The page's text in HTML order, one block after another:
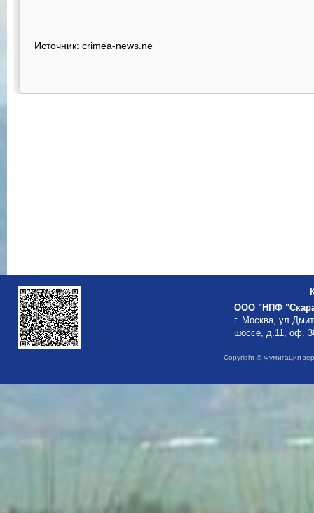
Источник: crimea-news.ne
ООО "НПФ
г. Москва,
шоссе, д.11, оф.
Copyright © Фумигация